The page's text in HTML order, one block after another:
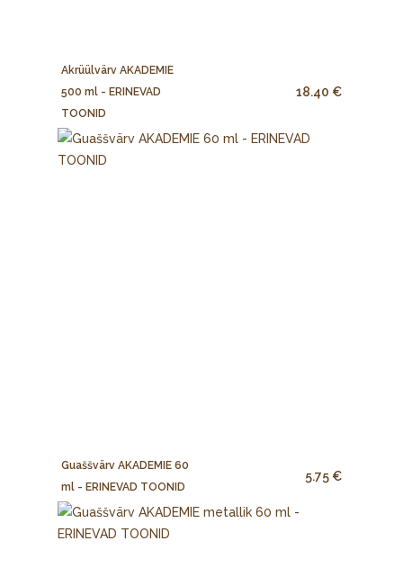
Akrüülvärv AKADEMIE
500 ml - ERINEVAD
TOONID
18.40 €
Guaššvärv AKADEMIE 60
ml - ERINEVAD TOONID
5.75 €